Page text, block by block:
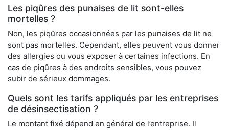
Les piqûres des punaises de lit sont-elles
mortelles ?
Non, les piqûres occasionnées par les punaises de lit ne
sont pas mortelles. Cependant, elles peuvent vous donner
des allergies ou vous exposer à certaines infections. En
cas de piqûres à des endroits sensibles, vous pouvez
subir de sérieux dommages.
Quels sont les tarifs appliqués par les entreprises
de désinsectisation ?
Le montant fixé dépend en général de l’entreprise. Il